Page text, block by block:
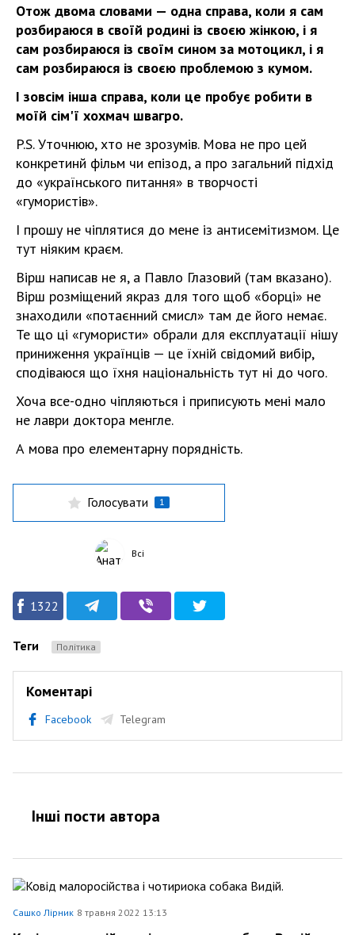
Отож двома словами — одна справа, коли я сам
розбираюся в своїй родині із своєю жінкою, і я
сам розбираюся із своїм сином за мотоцикл, і я
сам розбираюся із своєю проблемою з кумом.
І зовсім інша справа, коли це пробує робити в
моїй сім'ї хохмач швагро.
P.S. Уточнюю, хто не зрозумів. Мова не про цей
конкретинй фільм чи епізод, а про загальний підхід
до «українського питання» в творчості
«гумористів».
І прошу не чіплятися до мене із антисемітизмом. Це
тут ніяким краєм.
Вірш написав не я, а Павло Глазовий (там вказано).
Вірш розміщений якраз для того щоб «борці» не
знаходили «потаєнний смисл» там де його немає.
Те що ці «гумористи» обрали для експлуатації нішу
приниження українців — це їхній свідомий вибір,
сподіваюся що їхня національність тут ні до чого.
Хоча все-одно чіпляються і приписують мені мало
не лаври доктора менгле.
А мова про елементарну порядність.
Голосувати 1
Всі
1322
Теги Політика
Коментарі
Facebook Telegram
Інші пости автора
Сашко Лірник 8 травня 2022 13:13